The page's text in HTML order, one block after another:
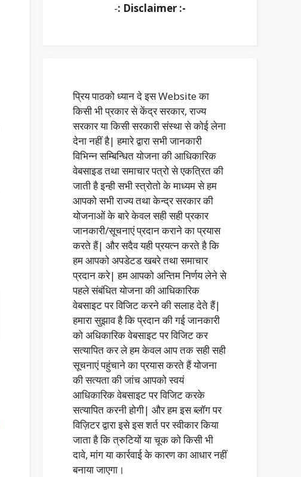
-: Disclaimer :-
प्रिय पाठको ध्यान दे इस Website का
किसी भी प्रकार से केंद्र सरकार, राज्य
सरकार या किसी सरकारी संस्था से कोई लेना
देना नहीं है| हमारे द्वारा सभी जानकारी
विभिन्न सम्बिन्धित योजना की आधिकारिक
वेबसाइड तथा समाचार पत्रो से एकत्रित की
जाती है इन्ही सभी स्त्रोतो के माध्यम से हम
आपको सभी राज्य तथा केन्द्र सरकार की
योजनाओं के बारे केवल सही सही प्रकार
जानकारी/सूचनाएं प्रदान कराने का प्रयास
करते हैं| और सदैव यही प्रयत्न करते है कि
हम आपको अपडेटड खबरे तथा समाचार
प्रदान करे| हम आपको अन्तिम निर्णय लेने से
पहले संबंधित योजना की आधिकारिक
वेबसाइट पर विजिट करने की सलाह देते हैं|
हमारा सुझाव है कि प्रदान की गई जानकारी
को अधिकारिक वेबसाइट पर विजिट कर
सत्यापित कर ले हम केवल आप तक सही सही
सूचनाएं पहुंचाने का प्रयास करते हैं योजना
की सत्यता की जांच आपको स्वयं
आधिकारिक वेबसाइट पर विजिट करके
सत्यापित करनी होगी| और हम इस ब्लॉग पर
विज़िटर द्वारा इसे इस शर्त पर स्वीकार किया
जाता है कि त्रुटियों या चूक को किसी भी
दावे, मांग या कार्रवाई के कारण का आधार नहीं
बनाया जाएगा।